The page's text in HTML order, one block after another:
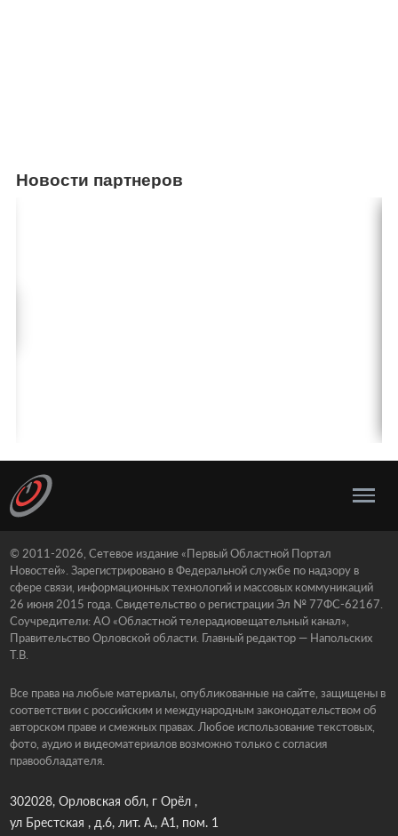
Новости партнеров
© 2011-2026, Сетевое издание «Первый Областной Портал
Новостей». Зарегистрировано в Федеральной службе по надзору в
сфере связи, информационных технологий и массовых коммуникаций
26 июня 2015 года. Свидетельство о регистрации Эл № 77ФС-62167.
Соучредители: АО «Областной телерадиовещательный канал»,
Правительство Орловской области. Главный редактор — Напольских
Т.В.
Все права на любые материалы, опубликованные на сайте, защищены в
соответствии с российским и международным законодательством об
авторском праве и смежных правах. Любое использование текстовых,
фото, аудио и видеоматериалов возможно только с согласия
правообладателя.
302028, Орловская обл, г Орёл ,
ул Брестская , д.6, лит. А., А1, пом. 1